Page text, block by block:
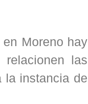
Moreno hay
las
la instancia de